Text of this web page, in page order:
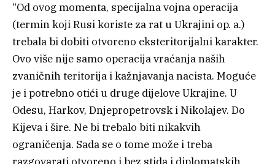
“Od ovog momenta, specijalna vojna operacija
(termin koji Rusi koriste za rat u Ukrajini op. a.)
trebala bi dobiti otvoreno eksteritorijalni karakter.
Ovo više nije samo operacija vraćanja naših
zvaničnih teritorija i kažnjavanja nacista. Moguće
je i potrebno otići u druge dijelove Ukrajine. U
Odesu, Harkov, Dnjepropetrovsk i Nikolajev. Do
Kijeva i šire. Ne bi trebalo biti nikakvih
ograničenja. Sada se o tome može i treba